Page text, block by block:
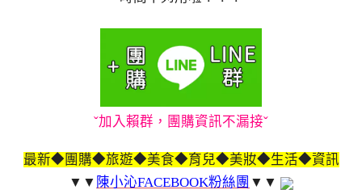
ˇ加入賴群，團購資訊不漏接ˇ
最新◆團購◆旅遊◆美食◆育兒◆美妝◆生活◆資訊
▼▼ 陳小沁FACEBOOK粉絲團 ▼▼